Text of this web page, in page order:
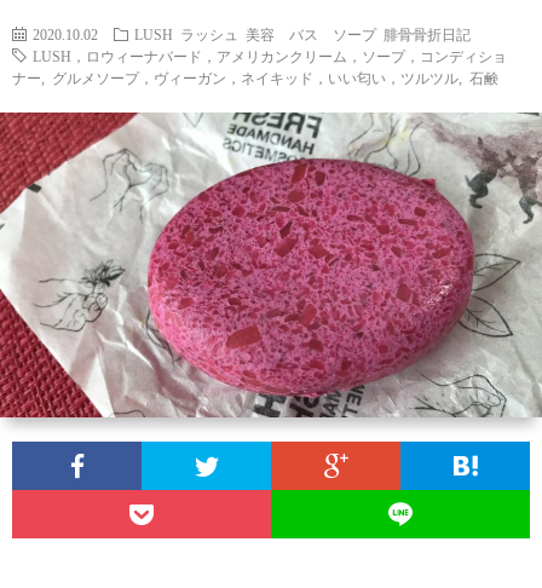
わ
せ
バ
シ
ー
ポ
リ
ー
2020.10.02 LUSH ラッシュ 美容 バス ソープ 腓骨骨折日記
LUSH，ロウィーナバード，アメリカンクリーム，ソープ，コンディショ
ナー
グルメソープ，ヴィーガン，ネイキッド，いい匂い，ツルツル 石鹸